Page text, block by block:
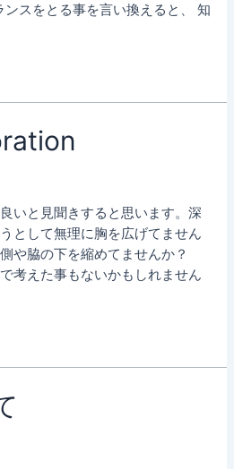
スをとる事を言い換えると、 知
いと見聞きすると思います。深
として無理に胸を広げてません
や脇の下を縮めてませんか？
考えた事もないかもしれません